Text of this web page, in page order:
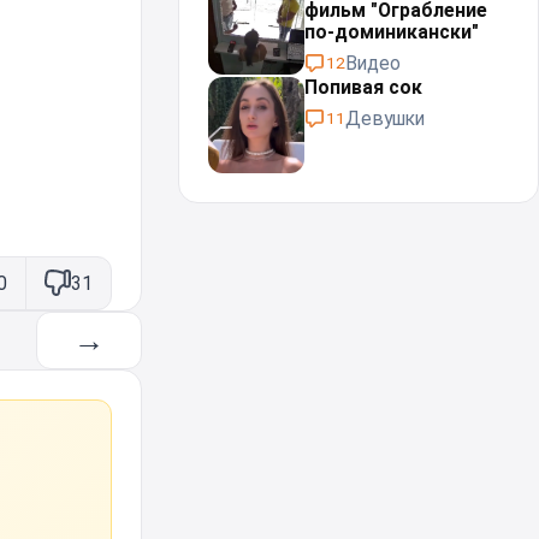
31
→
фильм "Ограбление
по-доминикански"
12Видео
Попивая сок
11Девушки